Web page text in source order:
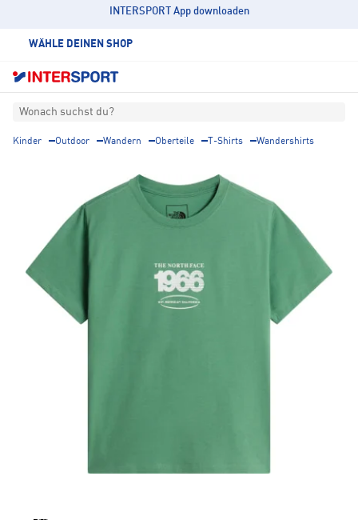
INTERSPORT App downloaden
WÄHLE DEINEN SHOP
Wonach suchst du?
Kinder Outdoor Wandern Oberteile T-Shirts Wandershirts